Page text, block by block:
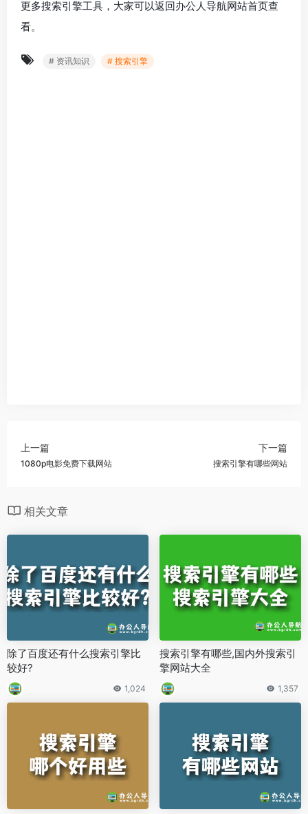
更多搜索引擎工具，大家可以返回办公人导航网站首页查
看。
# 资讯知识 # 搜索引擎
上一篇
1080p电影免费下载网站
下一篇
搜索引擎有哪些网站
相关文章
除了百度还有什么搜索引擎比
较好?
1,024
搜索引擎有哪些,国内外搜索引
擎网站大全
1,357